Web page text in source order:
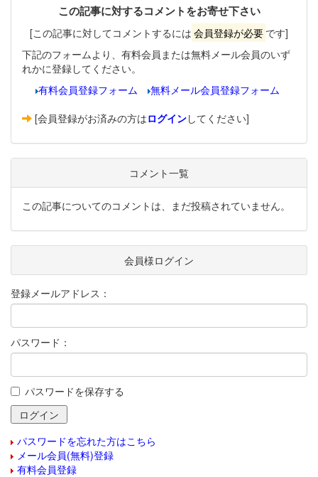
この記事に対するコメントをお寄せ下さい
[この記事に対してコメントするには 会員登録が必要 です]
下記のフォームより、有料会員または無料メール会員のいず
れかに登録してください。
有料会員登録フォーム
無料メール会員登録フォーム
[会員登録がお済みの方はログインしてください]
コメント一覧
この記事についてのコメントは、まだ投稿されていません。
会員様ログイン
登録メールアドレス：
パスワード：
パスワードを保存する
パスワードを忘れた方はこちら
メール会員(無料)登録
有料会員登録